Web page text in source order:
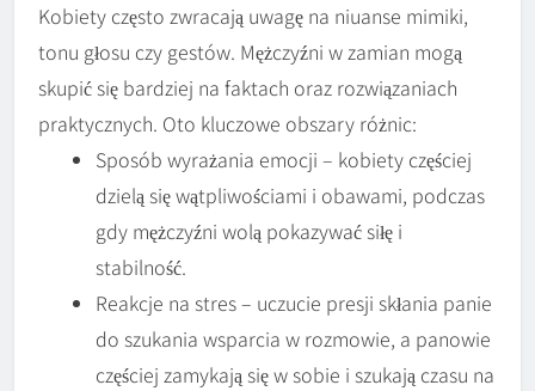
Kobiety często zwracają uwagę na niuanse mimiki,
tonu głosu czy gestów. Mężczyźni w zamian mogą
skupić się bardziej na faktach oraz rozwiązaniach
praktycznych. Oto kluczowe obszary różnic:
Sposób wyrażania emocji – kobiety częściej
dzielą się wątpliwościami i obawami, podczas
gdy mężczyźni wolą pokazywać siłę i
stabilność.
Reakcje na stres – uczucie presji skłania panie
do szukania wsparcia w rozmowie, a panowie
częściej zamykają się w sobie i szukają czasu na